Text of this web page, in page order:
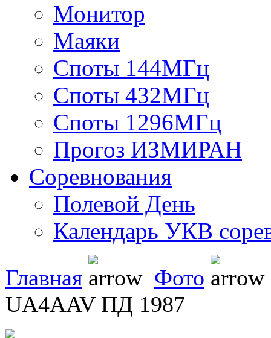
Монитор
Маяки
Споты 144МГц
Споты 432МГц
Споты 1296МГц
Прогоз ИЗМИРАН
Соревнования
Полевой День
Календарь УКВ
Главная
Фото
UA4AAV ПД 1987